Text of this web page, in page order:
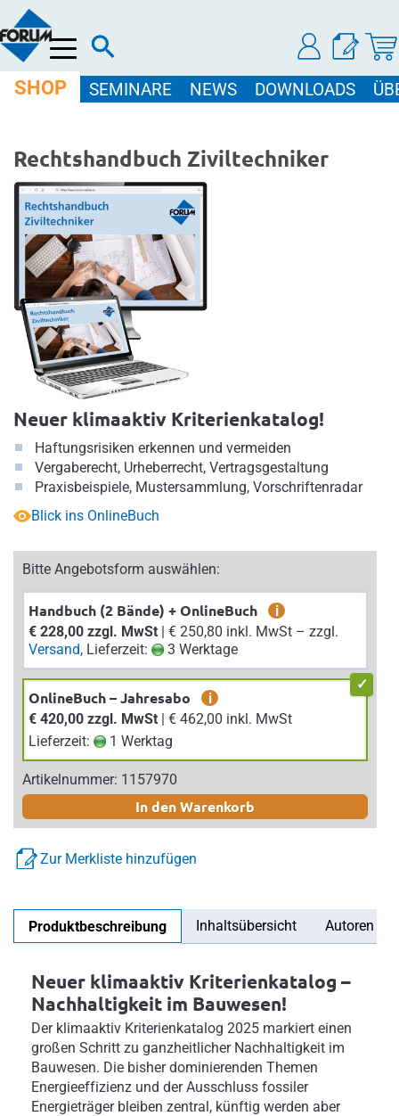
Menü
SHOP SEMINARE NEWS DOWNLOADS
Rechtshandbuch Ziviltechniker
Neuer klimaaktiv Kriterienkatalog!
Haftungsrisiken erkennen und vermeiden
Vergaberecht, Urheberrecht, Vertragsgestaltung
Praxisbeispiele, Mustersammlung, Vorschriftenradar
Blick ins OnlineBuch
Bitte Angebotsform auswählen:
Handbuch (2 Bände) + OnlineBuch
i
€ 228,00 zzgl. MwSt
| € 250,80 inkl. MwSt – zzgl.
Versand, Lieferzeit: 3 Werktage
OnlineBuch – Jahresabo
i
€ 420,00 zzgl. MwSt
| € 462,00 inkl. MwSt
Lieferzeit:
1 Werktag
Artikelnummer: 1157970
In den Warenkorb
Zur Merkliste hinzufügen
Produktbeschreibung Inhaltsübersicht Autoren
Neuer klimaaktiv Kriterienkatalog –
Nachhaltigkeit im Bauwesen!
Der klimaaktiv Kriterienkatalog 2025 markiert einen
großen Schritt zu ganzheitlicher Nachhaltigkeit im
Bauwesen. Die bisher dominierenden Themen
Energieeffizienz und der Ausschluss fossiler
Energieträger bleiben zentral, künftig werden aber